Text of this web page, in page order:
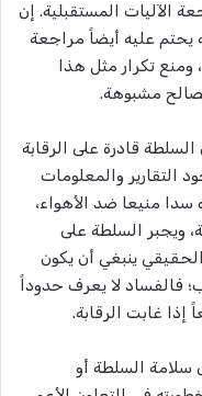
الآليات المستقبلية. إن
عليه أيضاً مراجعة
ومنع تكرار مثل هذا
مشبوهة.
قادرة على الرقابة
التقارير والمعلومات
سدا منيعا ضد الأهواء،
ويجبر السلطة على
الحقيقي ينبغي أن يكون
فالفساد لا يعرف حدوداً
إذا غابت الرقابة.
سلامة السلطة أو